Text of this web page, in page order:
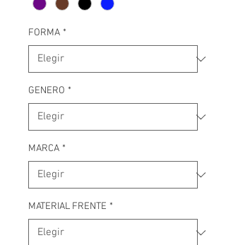
FORMA *
GENERO *
MARCA *
MATERIAL FRENTE *